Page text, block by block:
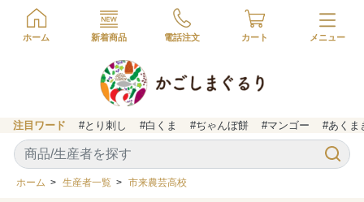
ホーム 新着商品 電話注文 カート
注目ワード #とり刺し #白くま #ぢゃんぼ餅 #マンゴー #あくま
ホーム > 生産者一覧 > 市来農芸高校